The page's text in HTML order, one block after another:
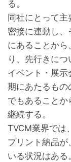
る。
同社にとって
密接に連動し
にあることから
り、先行きにつ
イベント・展
期にあたるもの
でもあること
継続する。
TVCM業界では
プリント納品
いる状況はあ